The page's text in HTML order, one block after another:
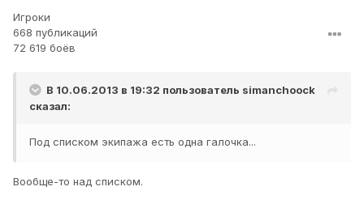
Игроки
668 публикаций
72 619 боёв
В 10.06.2013 в 19:32 пользователь simanchoock
сказал:
Под списком экипажа есть одна галочка...
Вообще-то над списком.